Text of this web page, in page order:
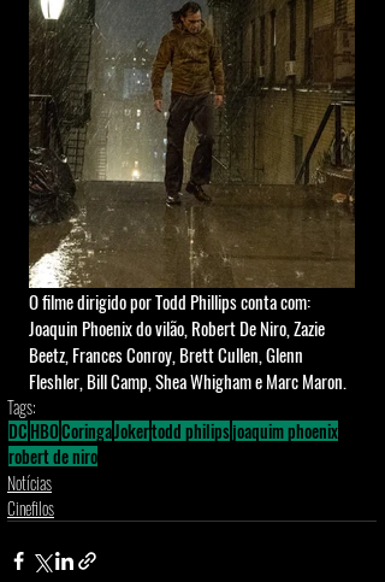
O filme dirigido por Todd Phillips conta com:
Joaquin Phoenix do vilão, Robert De Niro, Zazie
Beetz, Frances Conroy, Brett Cullen, Glenn
Fleshler, Bill Camp, Shea Whigham e Marc Maron.
Tags:
DCHBOCoringaJokertodd philipsjoaquim phoenix
robert de niro
Notícias
Cinefilos